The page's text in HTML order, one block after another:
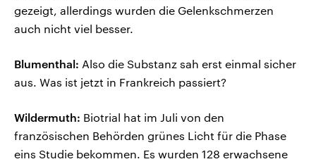
gezeigt, allerdings wurden die Gelenkschmerzen
auch nicht viel besser.
Blumenthal: Also die Substanz sah erst einmal sicher
aus. Was ist jetzt in Frankreich passiert?
Wildermuth: Biotrial hat im Juli von den
französischen Behörden grünes Licht für die Phase
eins Studie bekommen. Es wurden 128 erwachsene